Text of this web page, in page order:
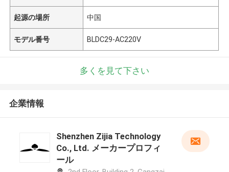
起源の場所 中国
モデル番号 BLDC29-AC220V
多くを見て下さい
企業情報
Shenzhen Zijia Technology
Co., Ltd. メーカープロフィ
ール